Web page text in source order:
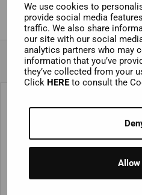
We use cookies to
provide social media
traffic. We also share
our site with our social
analytics partners who may
information that you’ve
they’ve collected from your
Click HEREto consult the
Allow
3 atracciones
No hace falta que te